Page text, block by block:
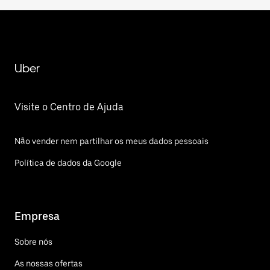
Uber
Visite o Centro de Ajuda
Não vender nem partilhar os meus dados pessoais
Política de dados da Google
Empresa
Sobre nós
As nossas ofertas